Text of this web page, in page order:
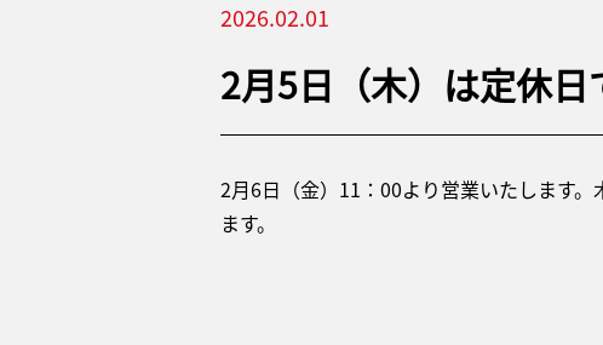
2026.02.01
2月5日（木）は定休日
2月6日（金）11：00より営業いたします
ます。